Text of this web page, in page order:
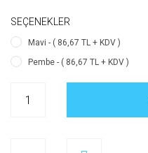
SEÇENEKLER
Mavi - ( 86,67 TL + KDV )
Pembe - ( 86,67 TL + KDV )